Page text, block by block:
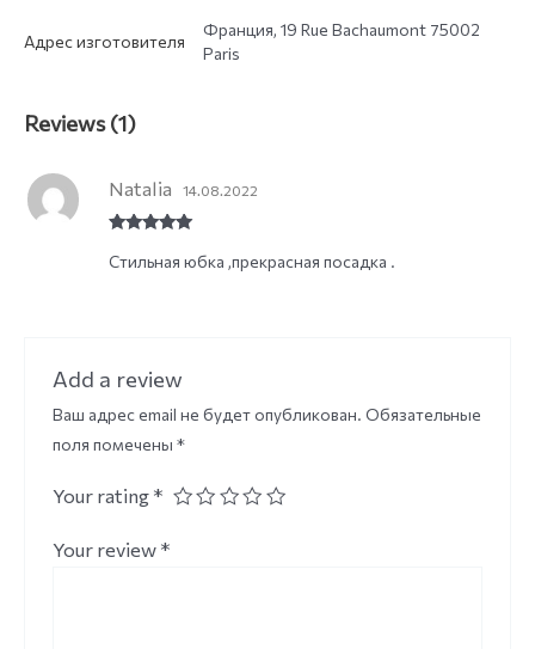
Адрес изготовителя
Франция, 19 Rue Bachaumont 75002
Paris
Reviews (1)
of 5
Natalia 14.08.2022
Стильная юбка ,прекрасная посадка .
Add a review
Ваш адрес email не будет опубликован. Обязательные
поля помечены *
Your rating *
Your review *